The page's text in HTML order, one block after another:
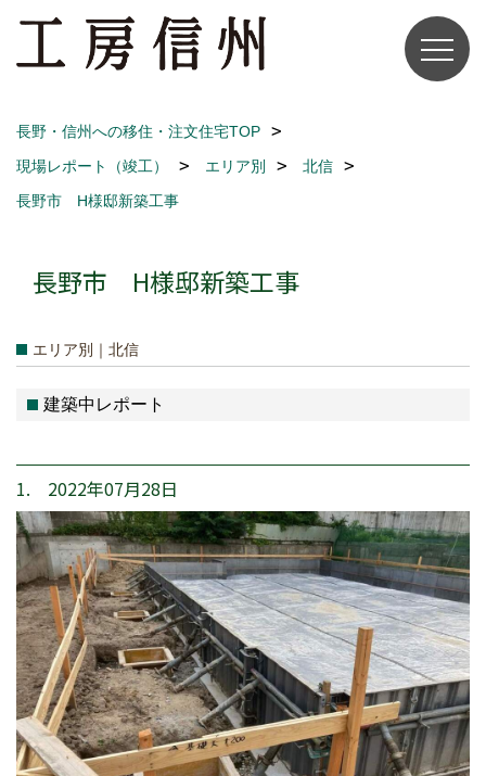
長野・信州への移住・注文住宅TOP
現場レポート（竣工）
エリア別
北信
長野市 H様邸新築工事
長野市 H様邸新築工事
エリア別｜北信
建築中レポート
1. 2022年07月28日